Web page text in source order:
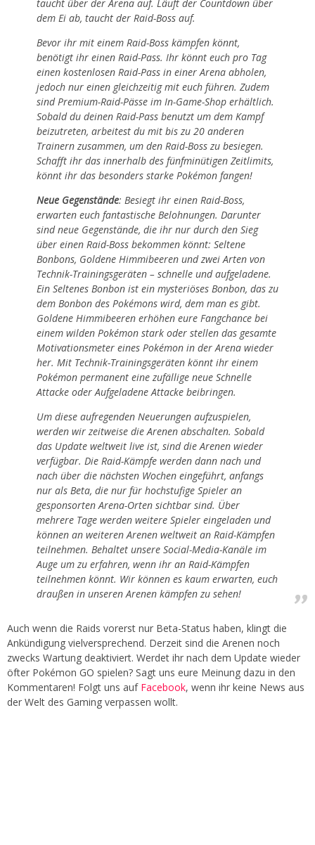
taucht über der Arena auf. Läuft der Countdown über
dem Ei ab, taucht der Raid-Boss auf.
Bevor ihr mit einem Raid-Boss kämpfen könnt,
benötigt ihr einen Raid-Pass. Ihr könnt euch pro Tag
einen kostenlosen Raid-Pass in einer Arena abholen,
jedoch nur einen gleichzeitig mit euch führen. Zudem
sind Premium-Raid-Pässe im In-Game-Shop erhältlich.
Sobald du deinen Raid-Pass benutzt um dem Kampf
beizutreten, arbeitest du mit bis zu 20 anderen
Trainern zusammen, um den Raid-Boss zu besiegen.
Schafft ihr das innerhalb des fünfminütigen Zeitlimits,
könnt ihr das besonders starke Pokémon fangen!
Neue Gegenstände: Besiegt ihr einen Raid-Boss,
erwarten euch fantastische Belohnungen. Darunter
sind neue Gegenstände, die ihr nur durch den Sieg
über einen Raid-Boss bekommen könnt: Seltene
Bonbons, Goldene Himmibeeren und zwei Arten von
Technik-Trainingsgeräten – schnelle und aufgeladene.
Ein Seltenes Bonbon ist ein mysteriöses Bonbon, das zu
dem Bonbon des Pokémons wird, dem man es gibt.
Goldene Himmibeeren erhöhen eure Fangchance bei
einem wilden Pokémon stark oder stellen das gesamte
Motivationsmeter eines Pokémon in der Arena wieder
her. Mit Technik-Trainingsgeräten könnt ihr einem
Pokémon permanent eine zufällige neue Schnelle
Attacke oder Aufgeladene Attacke beibringen.
Um diese aufregenden Neuerungen aufzuspielen,
werden wir zeitweise die Arenen abschalten. Sobald
das Update weltweit live ist, sind die Arenen wieder
verfügbar. Die Raid-Kämpfe werden dann nach und
nach über die nächsten Wochen eingeführt, anfangs
nur als Beta, die nur für hochstufige Spieler an
gesponsorten Arena-Orten sichtbar sind. Über
mehrere Tage werden weitere Spieler eingeladen und
können an weiteren Arenen weltweit an Raid-Kämpfen
teilnehmen. Behaltet unsere Social-Media-Kanäle im
Auge um zu erfahren, wenn ihr an Raid-Kämpfen
teilnehmen könnt. Wir können es kaum erwarten, euch
draußen in unseren Arenen kämpfen zu sehen!
Auch wenn die Raids vorerst nur Beta-Status haben, klingt die
Ankündigung vielversprechend. Derzeit sind die Arenen noch
zwecks Wartung deaktiviert. Werdet ihr nach dem Update wieder
öfter Pokémon GO spielen? Sagt uns eure Meinung dazu in den
Kommentaren! Folgt uns auf Facebook, wenn ihr keine News aus
der Welt des Gaming verpassen wollt.